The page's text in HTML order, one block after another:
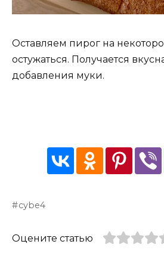
Оставляем пирог на
остужаться. Получается
добавления муки.
cybe4
Оцените статью